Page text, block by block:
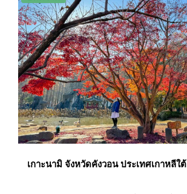
เกาะนามิ จังหวัดคังวอน ประเทศเกาหลีใต้